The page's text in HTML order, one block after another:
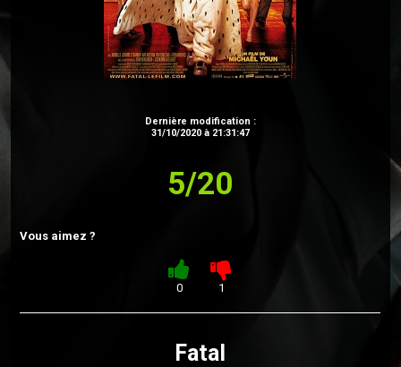
Dernière modification :
31/10/2020 à 21:31:47
5/20
Vous aimez ?
0 1
Fatal